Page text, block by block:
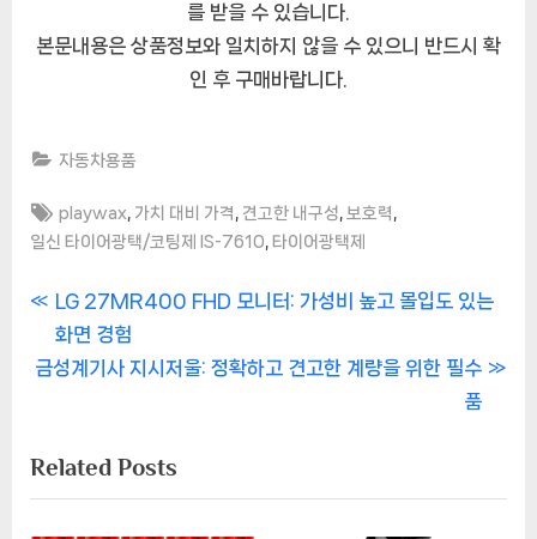
를 받을 수 있습니다.
본문내용은 상품정보와 일치하지 않을 수 있으니 반드시 확
인 후 구매바랍니다.
자동차용품
Tags:
playwax 가치 대비 가격 견고한 내구성 보호력
일신 타이어광택/코팅제 IS-7610 타이어광택제
글
내
게
이
P
r
e
o
u
s
LG 27MR400 FHD 모니터: 가성비 높고 몰입도 있는
화면 경험
N
t
P
o
금성계기사 지시저울: 정확하고 견고한 계량을 위한 필수
품
Related Posts